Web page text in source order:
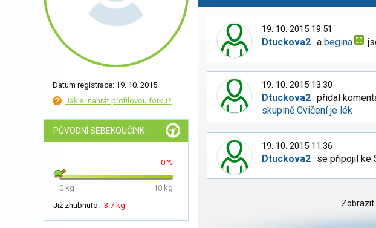
Datum registrace: 19. 10. 2015
Jak si nahrát profilovou fotku?
PŮVODNÍ SEBEKOUČINK
0 %
0 kg
10 kg
Již zhubnuto: -3.7 kg
19. 10. 2015 19:51
Dtuckova2 abegina
19. 10. 2015 13:30
Dtuckova2 přidal
skupině Cvičení je lék
19. 10. 2015 11:36
Dtuckova2 se připojil ke
Zobrazit